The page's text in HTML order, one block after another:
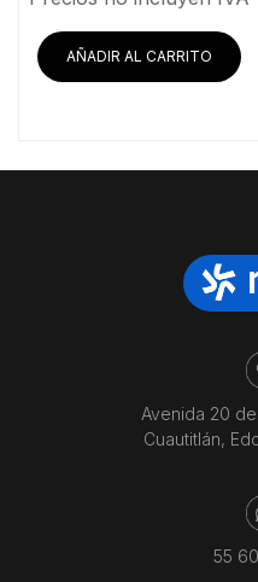
original
era:
$50,738.79.
AÑADIR AL CARRITO
Avenida 20
Cuautitlán,
55